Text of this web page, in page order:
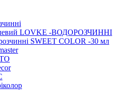
LOVKE -ВОДОРОЗЧИННІ
SWEET COLOR -30 мл